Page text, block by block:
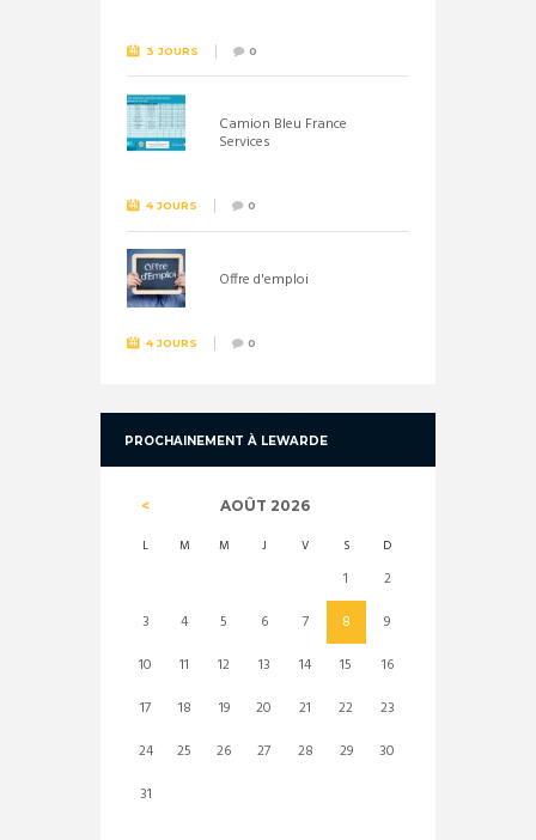
3 JOURS 0
Camion Bleu France
Services
4 JOURS 0
Offre d'emploi
4 JOURS 0
PROCHAINEMENT À LEWARDE
AOÛT 2026
L M M J V S D
1
2
3
4 5 6 7 8
9
10
11 12 13 14 15
16
17
18 19 20 21 22
23
24
25 26 27 28 29
30
31